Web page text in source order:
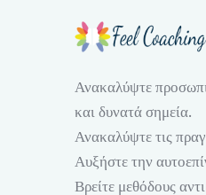
Ανακαλύψτε
και δυνατά σημεία.
Ανακαλύψτε τις
Αυξήστε την
Βρείτε μεθόδους